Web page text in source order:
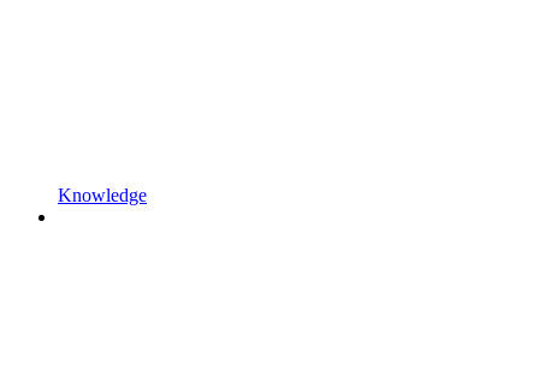
Knowledge